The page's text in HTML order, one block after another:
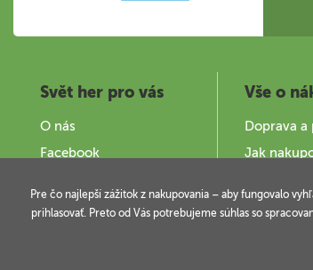
Svět her pro vás
O nás
Facebook
Provozovatel a kontakty
Vše o
Doprava a
Jak
Pre čo najlepší zážitok z nakupovania – aby fungovalo
prihlasovať. Preto od Vás potrebujeme súhlas so